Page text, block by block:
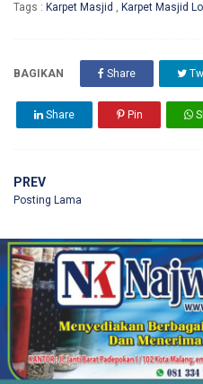
Tags : Karpet Masjid , Karpet Masjid
BAGIKAN Share
Share Pin
PREV
Posting Lama